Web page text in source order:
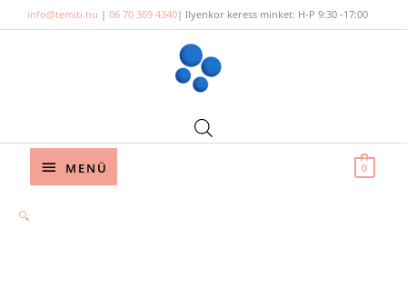
to
info@temiti.hu | 06 70 369 4340| Ilyenkor keress minket: H-P 9:30 -17:00
Below
MENÜ 0
🔍